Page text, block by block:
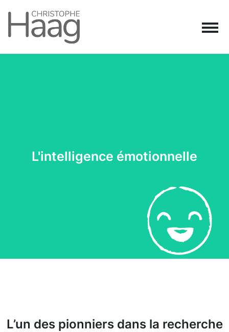
Navigation principale
L'intelligence émotionnelle
L’un des pionniers dans la recherche